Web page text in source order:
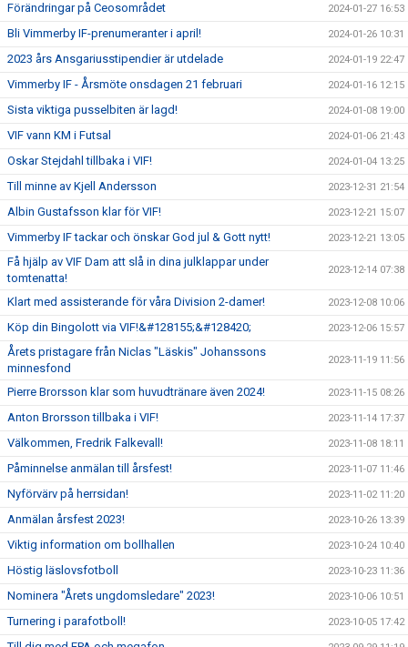
Förändringar på Ceosområdet 2024-01-27 16:53
Bli Vimmerby IF-prenumeranter i april! 2024-01-26 10:31
2023 års Ansgariusstipendier är utdelade 2024-01-19 22:47
Vimmerby IF - Årsmöte onsdagen 21 februari 2024-01-16 12:15
Sista viktiga pusselbiten är lagd! 2024-01-08 19:00
VIF vann KM i Futsal 2024-01-06 21:43
Oskar Stejdahl tillbaka i VIF! 2024-01-04 13:25
Till minne av Kjell Andersson 2023-12-31 21:54
Albin Gustafsson klar för VIF! 2023-12-21 15:07
Vimmerby IF tackar och önskar God jul & Gott nytt! 2023-12-21 13:05
Få hjälp av VIF Dam att slå in dina julklappar under
tomtenatta!
2023-12-14 07:38
Klart med assisterande för våra Division 2-damer! 2023-12-08 10:06
Köp din Bingolott via VIF!&#128155;&#128420; 2023-12-06 15:57
Årets pristagare från Niclas "Läskis" Johanssons
minnesfond
2023-11-19 11:56
Pierre Brorsson klar som huvudtränare även 2024! 2023-11-15 08:26
Anton Brorsson tillbaka i VIF! 2023-11-14 17:37
Välkommen, Fredrik Falkevall! 2023-11-08 18:11
Påminnelse anmälan till årsfest! 2023-11-07 11:46
Nyförvärv på herrsidan! 2023-11-02 11:20
Anmälan årsfest 2023! 2023-10-26 13:39
Viktig information om bollhallen 2023-10-24 10:40
Höstig läslovsfotboll 2023-10-23 11:36
Nominera "Årets ungdomsledare" 2023! 2023-10-06 10:51
Turnering i parafotboll! 2023-10-05 17:42